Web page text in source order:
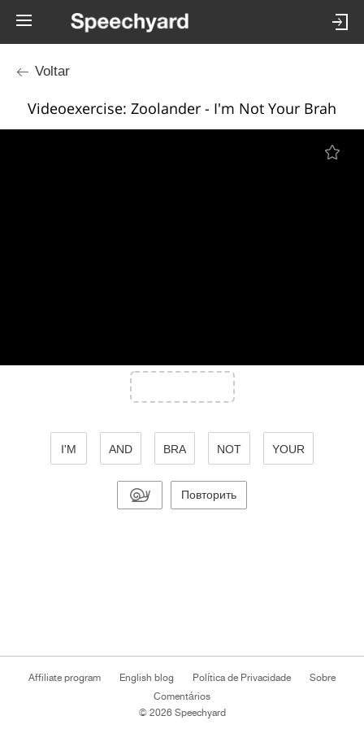
Voltar
Videoexercise: Zoolander - I'm Not Your Brah
I'M AND BRA NOT YOUR
Повторить
Affiliate program English blog Política de Privacidade
Sobre
Comentários
© 2026 Speechyard